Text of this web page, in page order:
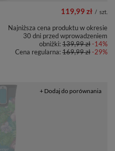
119,99 zł / szt.
Najniższa cena produktu w okresie
30 dni przed wprowadzeniem
obniżki:139,99 zł-14%
Cena regularna:169,99 zł-29%
+ Dodaj do porównania